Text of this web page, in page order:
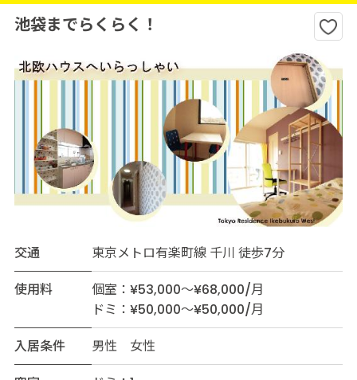
池袋までらくらく！
交通
東京メトロ有楽町線 千川 徒歩7分
使用料
個室：¥53,000～¥68,000/月
ドミ：¥50,000～¥50,000/月
入居条件
男性 女性